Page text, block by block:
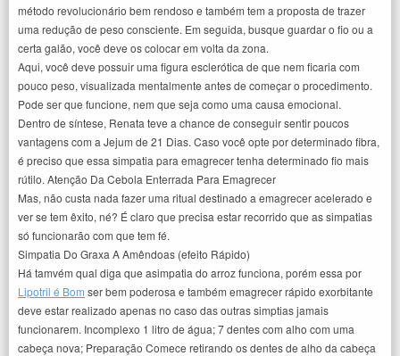
método revolucionário bem rendoso e também tem a proposta de trazer
uma redução de peso consciente. Em seguida, busque guardar o fio ou a
certa galão, você deve os colocar em volta da zona.
Aqui, você deve possuir uma figura esclerótica de que nem ficaria com
pouco peso, visualizada mentalmente antes de começar o procedimento.
Pode ser que funcione, nem que seja como uma causa emocional.
Dentro de síntese, Renata teve a chance de conseguir sentir poucos
vantagens com a Jejum de 21 Dias. Caso você opte por determinado fibra,
é preciso que essa simpatia para emagrecer tenha determinado fio mais
rútilo. Atenção Da Cebola Enterrada Para Emagrecer
Mas, não custa nada fazer uma ritual destinado a emagrecer acelerado e
ver se tem êxito, né? É claro que precisa estar recorrido que as simpatias
só funcionarão com que tem fé.
Simpatia Do Graxa A Amêndoas (efeito Rápido)
Há tamvém qual diga que asimpatia do arroz funciona, porém essa por
Lipotril é Bom ser bem poderosa e também emagrecer rápido exorbitante
deve estar realizado apenas no caso das outras simptias jamais
funcionarem. Incomplexo 1 litro de água; 7 dentes com alho com uma
cabeça nova; Preparação Comece retirando os dentes de alho da cabeça